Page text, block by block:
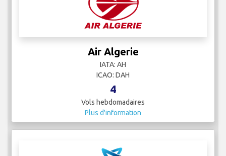
Air Algerie
IATA: AH
ICAO: DAH
4
Vols hebdomadaires
Plus d'information